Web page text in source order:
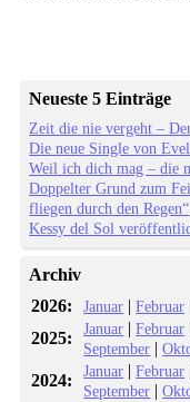
Neueste 5 Einträge
Zeit die nie vergeht –
Die neue Single von
Weil ich dich mag – die
Doppelter Grund zum
fliegen durch den Regen“
Kessy del Sol
Archiv
2026:
Januar |Februar
2025: Januar |Februar
September |
2024: Januar |Februar
September |